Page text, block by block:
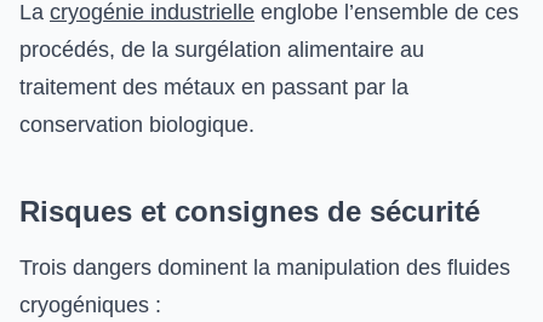
La cryogénie industrielle englobe l’ensemble de ces
procédés, de la surgélation alimentaire au
traitement des métaux en passant par la
conservation biologique.
Risques et consignes de sécurité
Trois dangers dominent la manipulation des fluides
cryogéniques :